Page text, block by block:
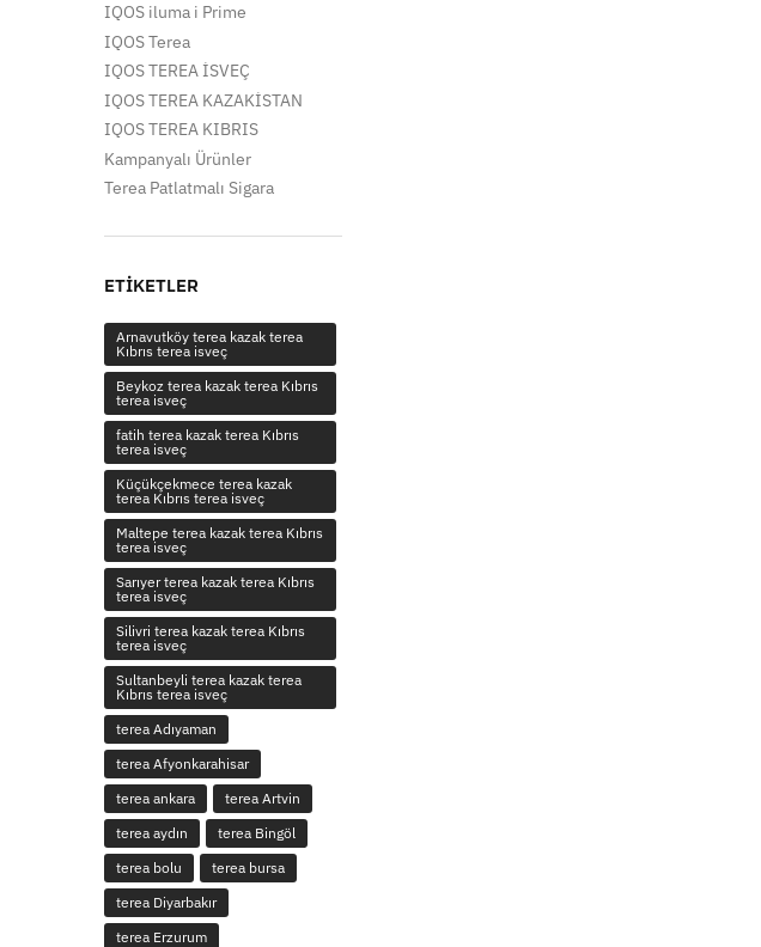
IQOS iluma i Prime
IQOS Terea
IQOS TEREA İSVEÇ
IQOS TEREA KAZAKİSTAN
IQOS TEREA KIBRIS
Kampanyalı Ürünler
Terea Patlatmalı Sigara
ETIKETLER
Arnavutköy terea kazak terea
Kıbrıs terea isveç
Beykoz terea kazak terea Kıbrıs
terea isveç
fatih terea kazak terea Kıbrıs
terea isveç
Küçükçekmece terea kazak
terea Kıbrıs terea isveç
Maltepe terea kazak terea Kıbrıs
terea isveç
Sarıyer terea kazak terea Kıbrıs
terea isveç
Silivri terea kazak terea Kıbrıs
terea isveç
Sultanbeyli terea kazak terea
Kıbrıs terea isveç
terea Adıyaman
terea Afyonkarahisar
terea ankara
terea Artvin
terea aydın
terea Bingöl
terea bolu
terea bursa
terea Diyarbakır
terea Erzurum